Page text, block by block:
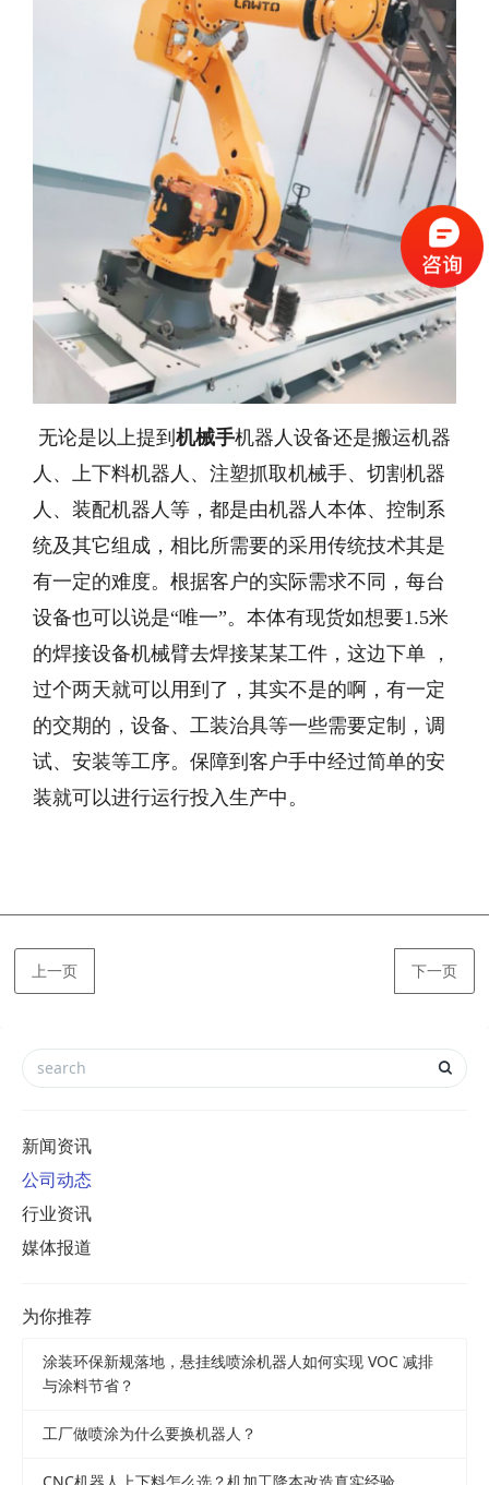
无论是以上提到 机械手机器人设备还是搬运机器
人、上下料机器人、注塑抓取机械手、切割机器
人、装配机器人等，都是由机器人本体、控制系
统及其它组成，相比所需要的采用传统技术其是
有一定的难度。根据客户的实际需求不同，每台
设备也可以说是“唯一”。本体有现货如想要1.5米
的焊接设备机械臂去焊接某某工件，这边下单 ，
过个两天就可以用到了，其实不是的啊，有一定
的交期的，设备、工装治具等一些需要定制，调
试、安装等工序。保障到客户手中经过简单的安
装就可以进行运行投入生产中。
上一页 下一页
新闻资讯
公司动态
行业资讯
媒体报道
为你推荐
涂装环保新规落地，悬挂线喷涂机器人如何实现 VOC 减排
与涂料节省？
工厂做喷涂为什么要换机器人？